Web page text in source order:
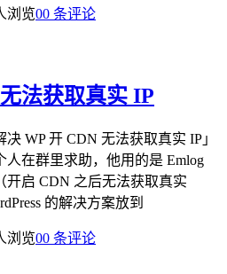
浏览00 条评论
法获取真实 IP
WP 开 CDN 无法获取真实 IP」
在群里求助，他用的是 Emlog
开启 CDN 之后无法获取真实
的解决方案放到
浏览00 条评论